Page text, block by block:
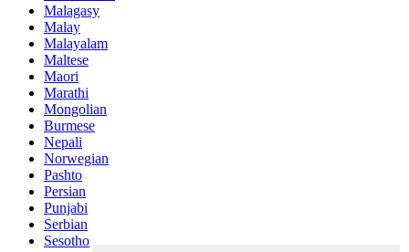
Malagasy
Malay
Malayalam
Maltese
Maori
Marathi
Mongolian
Burmese
Nepali
Norwegian
Pashto
Persian
Punjabi
Serbian
Sesotho